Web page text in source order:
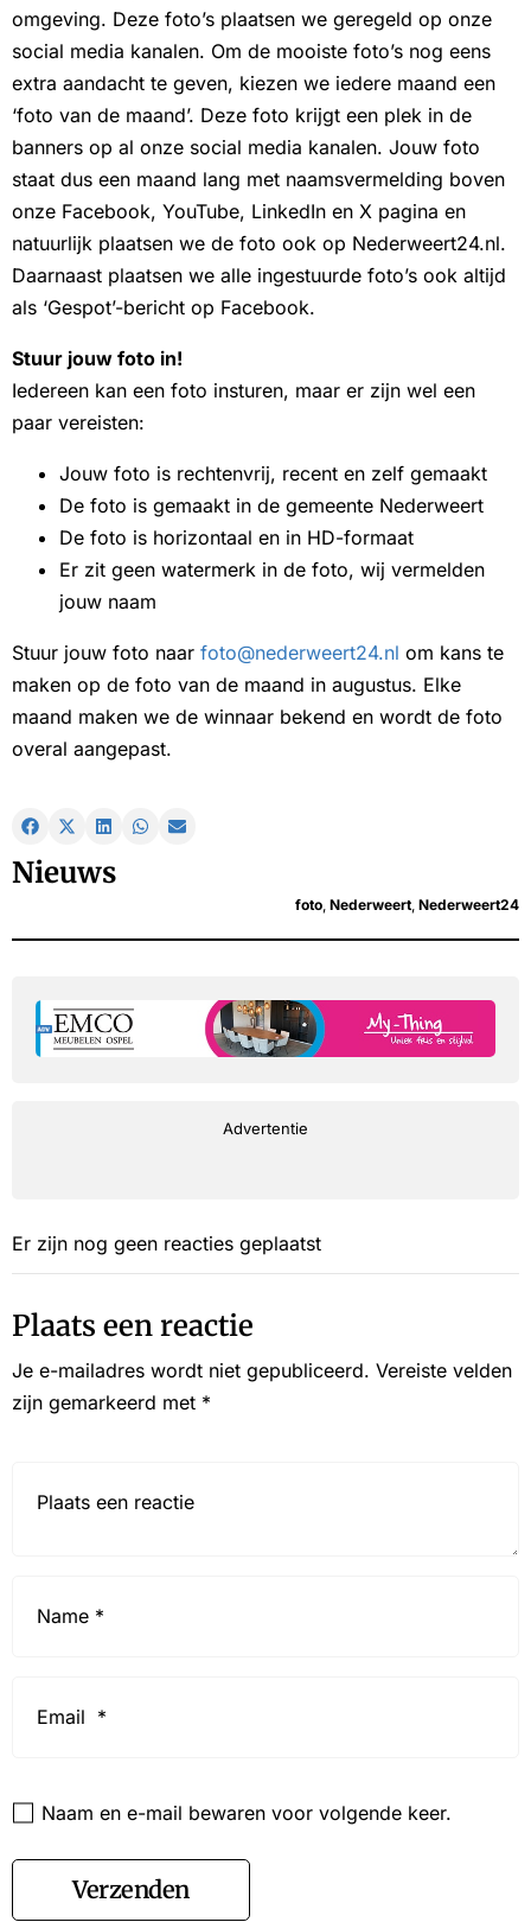
omgeving. Deze foto’s plaatsen we geregeld op onze
social media kanalen. Om de mooiste foto’s nog eens
extra aandacht te geven, kiezen we iedere maand een
‘foto van de maand’. Deze foto krijgt een plek in de
banners op al onze social media kanalen. Jouw foto
staat dus een maand lang met naamsvermelding boven
onze Facebook, YouTube, LinkedIn en X pagina en
natuurlijk plaatsen we de foto ook op Nederweert24.nl.
Daarnaast plaatsen we alle ingestuurde foto’s ook altijd
als ‘Gespot’-bericht op Facebook.
Stuur jouw foto in!
Iedereen kan een foto insturen, maar er zijn wel een
paar vereisten:
Jouw foto is rechtenvrij, recent en zelf gemaakt
De foto is gemaakt in de gemeente Nederweert
De foto is horizontaal en in HD-formaat
Er zit geen watermerk in de foto, wij vermelden
jouw naam
Stuur jouw foto naar foto@nederweert24.nl om kans te
maken op de foto van de maand in augustus. Elke
maand maken we de winnaar bekend en wordt de foto
overal aangepast.
Nieuws
foto Nederweert Nederweert24
Advertentie
Er zijn nog geen reacties geplaatst
Plaats een reactie
Je e-mailadres wordt niet gepubliceerd. Vereiste velden
zijn gemarkeerd met *
Naam en e-mail bewaren voor volgende keer.
Verzenden